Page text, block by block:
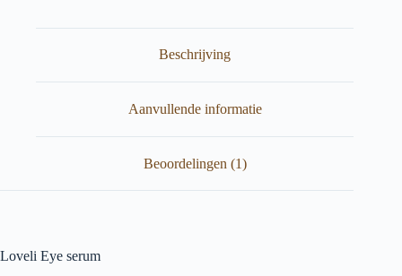
Beschrijving
Aanvullende informatie
Beoordelingen (1)
Loveli Eye serum